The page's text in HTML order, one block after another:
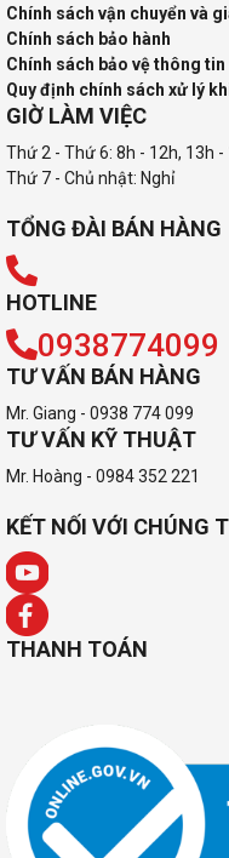
Chính sách vận chuyển và
Chính sách bảo hành
Chính sách bảo vệ thông
Quy định chính sách xử lý
GIỜ LÀM VIỆC
Thứ 2 - Thứ 6: 8h - 12h, 13h -
Thứ 7 - Chủ nhật: Nghỉ
TỔNG ĐÀI BÁN HÀNG
HOTLINE
0938774099
TƯ VẤN BÁN HÀNG
Mr. Giang - 0938 774 099
TƯ VẤN KỸ THUẬT
Mr. Hoàng - 0984 352 221
KẾT NỐI VỚI CHÚNG
THANH TOÁN